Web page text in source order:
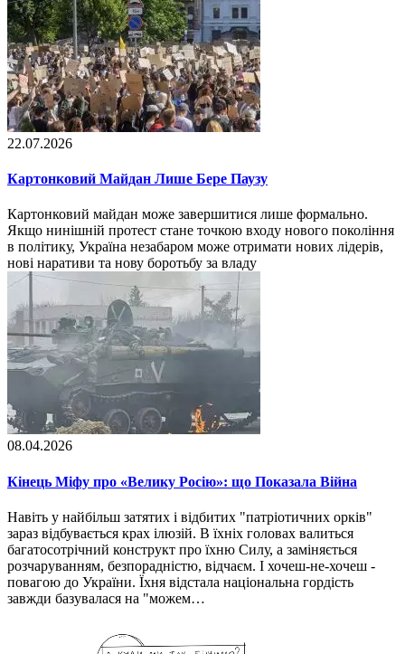
22.07.2026
Картонковий Майдан Лише Бере Паузу
Картонковий майдан може завершитися лише формально.
Якщо нинішній протест стане точкою входу нового покоління
в політику, Україна незабаром може отримати нових лідерів,
нові наративи та нову боротьбу за владу
08.04.2026
Кінець Міфу про «Велику Росію»: що Показала Війна
Навіть у найбільш затятих і відбитих "патріотичних орків"
зараз відбувається крах ілюзій. В їхніх головах валиться
багатосотрічний конструкт про їхню Силу, а заміняється
розчаруванням, безпорадністю, відчаєм. І хочеш-не-хочеш -
повагою до України. Їхня відстала національна гордість
завжди базувалася на "можем…